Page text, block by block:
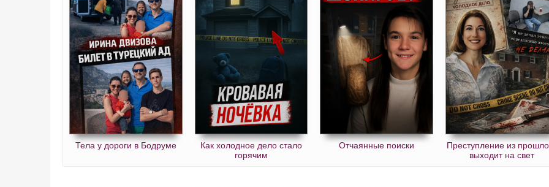
Тела у дороги в Бодруме
Как холодное дело стало
горячим
Отчаянные поиски
Преступление из
выходит на свет